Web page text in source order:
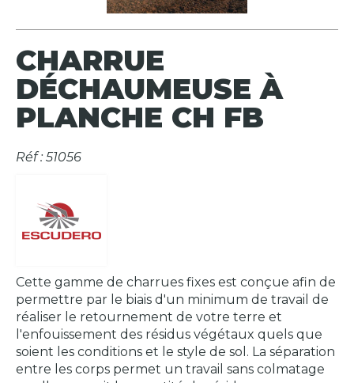
CHARRUE
DÉCHAUMEUSE À
PLANCHE CH FB
Réf : 51056
Cette gamme de charrues fixes est conçue afin de
permettre par le biais d'un minimum de travail de
réaliser le retournement de votre terre et
l'enfouissement des résidus végétaux quels que
soient les conditions et le style de sol. La séparation
entre les corps permet un travail sans colmatage